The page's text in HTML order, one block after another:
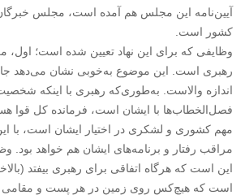
آیین‌نامه این مجلس هم آمده است، مجلس خبرگان
کشور است.
وظایفی که برای این نهاد تعیین شده است؛ اول،
رهبری است. این موضوع به‌خوبی نشان می‌دهد
اندازه والاست. به‌طوری‌که رهبری با اینکه
فصل‌الخطاب‌ها با ایشان است، فرمانده کل قوا
مهم کشوری و لشکری در اختیار ایشان است، با
مراقب رفتار و برنامه‌های ایشان هم خواهد بود.
این است که هرگاه اتفاقی برای رهبری بیفتد
است که هیچ‌کس روی زمین در هر پست و مقامی